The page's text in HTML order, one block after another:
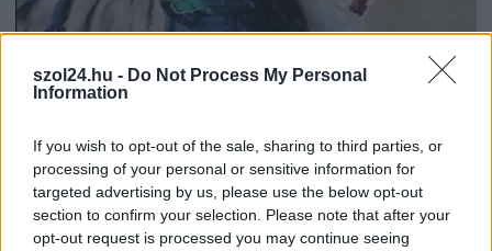
szol24.hu - Do Not Process My Personal
Information
If you wish to opt-out of the sale, sharing to third parties, or
processing of your personal or sensitive information for
targeted advertising by us, please use the below opt-out
section to confirm your selection. Please note that after your
opt-out request is processed you may continue seeing
Óriási, több mint két méteres harcsát fogott a
Tiszán a 13 éves fiú (VIDEÓVAL)
Mindössze 13 éves, mégis olyan fogást könyvelhetett el,
amelyről sok tapasztalt horgász is csak álmodik. A...